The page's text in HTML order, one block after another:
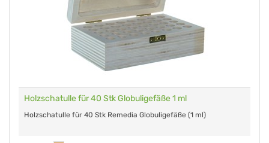
Holzschatulle für 40 Stk Globuligefäße 1 ml
Holzschatulle für 40 Stk Remedia Globuligefäße (1 ml)